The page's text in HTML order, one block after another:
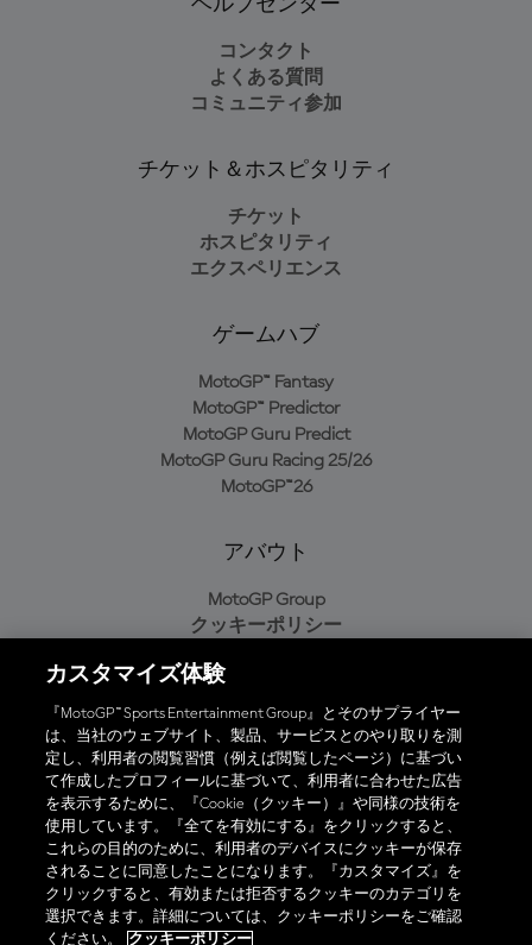
ヘルプセンター
コンタクト
よくある質問
コミュニティ参加
チケット＆ホスピタリティ
チケット
ホスピタリティ
エクスペリエンス
ゲームハブ
MotoGP™ Fantasy
MotoGP™ Predictor
MotoGP Guru Predict
MotoGP Guru Racing 25/26
MotoGP™26
アバウト
MotoGP Group
クッキーポリシー
プライバシーポリシー
購入ポリシー
オフィシャルアプリ
© 2026 MotoGP Sports Entertainment Group. 全著作権所有。全ての
カスタマイズ体験
『MotoGP™ Sports Entertainment Group』とそのサプライヤー
は、当社のウェブサイト、製品、サービスとのやり取りを測
定し、利用者の閲覧習慣（例えば閲覧したページ）に基づい
て作成したプロフィールに基づいて、利用者に合わせた広告
を表示するために、『Cookie（クッキー）』や同様の技術を
使用しています。『全てを有効にする』をクリックすると、
これらの目的のために、利用者のデバイスにクッキーが保存
されることに同意したことになります。『カスタマイズ』を
クリックすると、有効または拒否するクッキーのカテゴリを
選択できます。詳細については、クッキーポリシーをご確認
ください。
クッキーポリシー